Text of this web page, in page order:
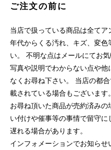
ご注文の前に
当店で扱っている商品は全てア
年代からくる汚れ、キズ、変色
い。 不明な点はメールにてお気
写真や説明でわからない点や
なくお尋ね下さい。 当店の都
載されている場合もございます。
お尋ね頂いた商品が売約済み
い付けや催事等の事情で留守
遅れる場合があります。
インフォメーションでお知らせ